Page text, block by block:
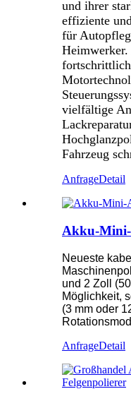
und ihrer
effiziente
für
vielfältige
Fahrzeug
AnfrageDetail
Akku-
Neueste
und 2 Zoll
Möglichkeit,
(3 mm oder
AnfrageDetail